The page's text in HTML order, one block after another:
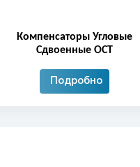
Компенсаторы Угловые
Сдвоенные ОСТ
Подробно